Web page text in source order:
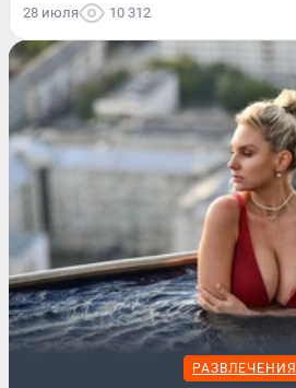
28 июля 10 312
РАЗВЛЕЧЕНИЯ